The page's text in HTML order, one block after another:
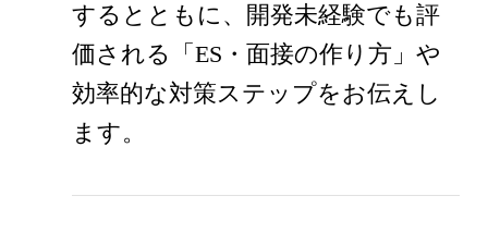
するとともに、開発未経験でも評
価される「ES・面接の作り方」や
効率的な対策ステップをお伝えし
ます。